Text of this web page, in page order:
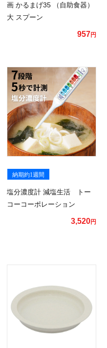
画 かるまげ35 （自助食器）
大 スプーン
957円
納期約1週間
塩分濃度計 減塩生活 トー
コーコーポレーション
3,520円